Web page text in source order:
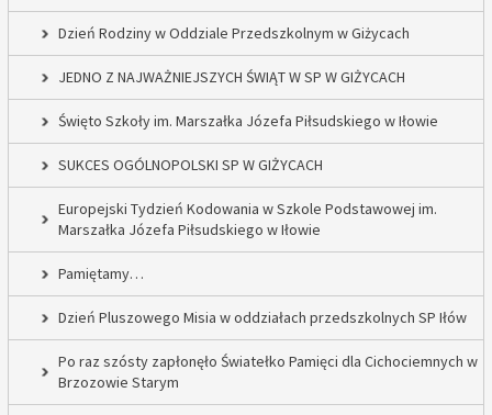
Dzień Rodziny w Oddziale Przedszkolnym w Giżycach
JEDNO Z NAJWAŻNIEJSZYCH ŚWIĄT W SP W GIŻYCACH
Święto Szkoły im. Marszałka Józefa Piłsudskiego w Iłowie
SUKCES OGÓLNOPOLSKI SP W GIŻYCACH
Europejski Tydzień Kodowania w Szkole Podstawowej im.
Marszałka Józefa Piłsudskiego w Iłowie
Pamiętamy…
Dzień Pluszowego Misia w oddziałach przedszkolnych SP Iłów
Po raz szósty zapłonęło Światełko Pamięci dla Cichociemnych w
Brzozowie Starym